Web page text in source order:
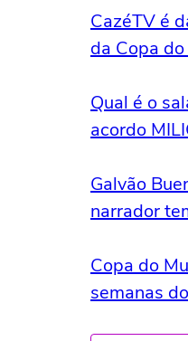
CazéTV é
da Copa
Qual é o
acordo
Galvão
narrador
Copa do
semanas